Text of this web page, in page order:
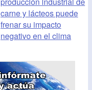
carne y lácteos puede
frenar su impacto
negativo en el clima